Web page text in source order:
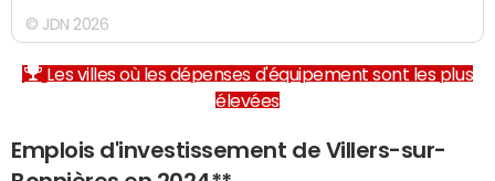
© JDN 2026
Les villes où les dépenses d'équipement sont les plus
élevées
Emplois d'investissement de Villers-sur-